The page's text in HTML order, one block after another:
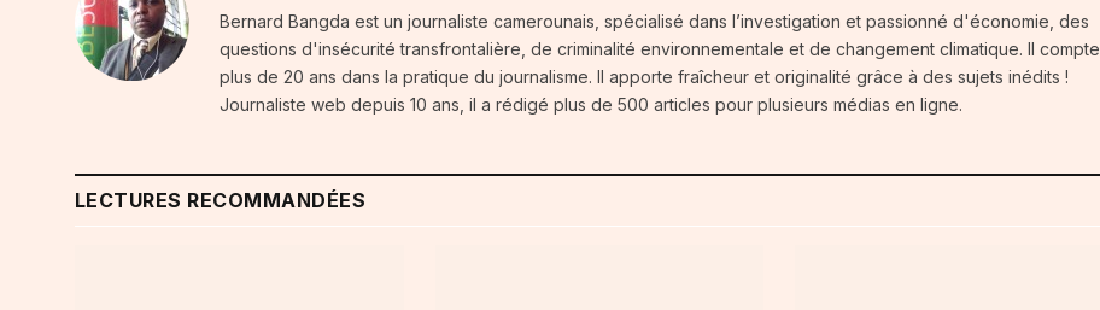
Bernard Bangda est un journaliste camerounais, spécialisé dans l’investigation et passionné d'économie, des
questions d'insécurité transfrontalière, de criminalité environnementale et de changement climatique. Il compte
plus de 20 ans dans la pratique du journalisme. Il apporte fraîcheur et originalité grâce à des sujets inédits !
Journaliste web depuis 10 ans, il a rédigé plus de 500 articles pour plusieurs médias en ligne.
LECTURES RECOMMANDÉES